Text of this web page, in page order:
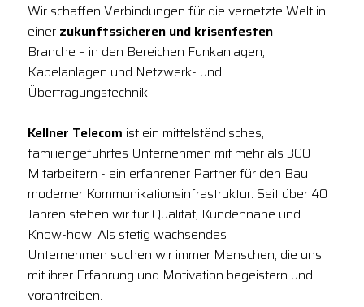
Wir schaffen Verbindungen für die vernetzte Welt in
einer zukunftssicheren und krisenfesten
Branche – in den Bereichen Funkanlagen,
Kabelanlagen und Netzwerk- und
Übertragungstechnik.
Kellner Telecom ist ein mittelständisches,
familiengeführtes Unternehmen mit mehr als 300
Mitarbeitern - ein erfahrener Partner für den Bau
moderner Kommunikationsinfrastruktur. Seit über 40
Jahren stehen wir für Qualität, Kundennähe und
Know-how. Als stetig wachsendes
Unternehmen suchen wir immer Menschen, die uns
mit ihrer Erfahrung und Motivation begeistern und
vorantreiben.